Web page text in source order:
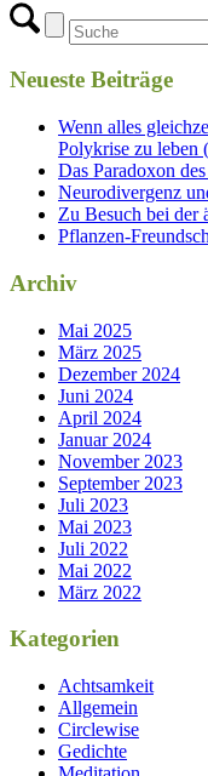
Neueste Beiträge
Wenn alles
Polykrise zu leben
Das Paradoxon
Neurodivergenz
Zu Besuch bei der
Pflanzen-
Archiv
Mai 2025
März 2025
Dezember 2024
Juni 2024
April 2024
Januar 2024
November 2023
September 2023
Juli 2023
Mai 2023
Juli 2022
Mai 2022
März 2022
Kategorien
Achtsamkeit
Allgemein
Circlewise
Gedichte